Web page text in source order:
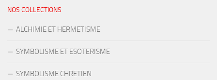
NOS COLLECTIONS
ALCHIMIE ET HERMETISME
SYMBOLISME ET ESOTERISME
SYMBOLISME CHRETIEN